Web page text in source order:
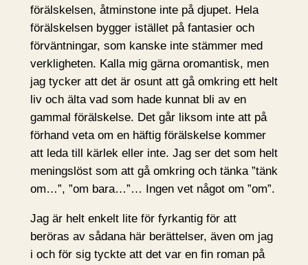
förälskelsen, åtminstone inte på djupet. Hela
förälskelsen bygger istället på fantasier och
förväntningar, som kanske inte stämmer med
verkligheten. Kalla mig gärna oromantisk, men
jag tycker att det är osunt att gå omkring ett helt
liv och älta vad som hade kunnat bli av en
gammal förälskelse. Det går liksom inte att på
förhand veta om en häftig förälskelse kommer
att leda till kärlek eller inte. Jag ser det som helt
meningslöst som att gå omkring och tänka ”tänk
om…”, ”om bara…”… Ingen vet något om ”om”.
Jag är helt enkelt lite för fyrkantig för att
beröras av sådana här berättelser, även om jag
i och för sig tyckte att det var en fin roman på